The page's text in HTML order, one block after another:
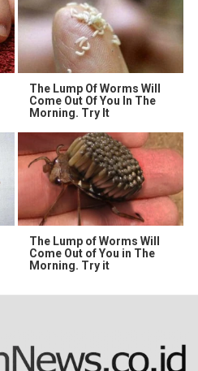
The Lump Of Worms Will
Come Out Of You In The
Morning. Try It
The Lump of Worms Will
Come Out of You in The
Morning. Try it